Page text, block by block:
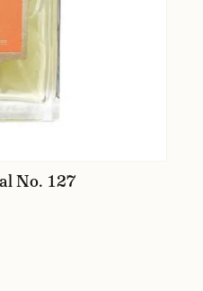
No. 127